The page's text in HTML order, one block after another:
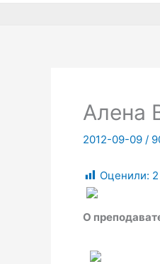
Алена
2012-09-09 /
Оценили:
О